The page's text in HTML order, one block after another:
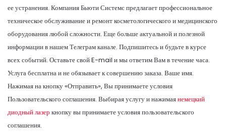
ее устранения. Компания Бьюти Системс предлагает профессиональное
техническое обслуживание и ремонт косметологического и медицинского
оборудования любой сложности. Еще больше актуальной и полезной
информации в нашем Телеграм канале. Подпишитесь и будьте в курсе
всех событий. Оставьте свой E-mail и мы ответим Вам в течение часа.
Услуга бесплатна и не обязывает к совершению заказа. Ваше имя.
Нажимая на кнопку «Отправить», Вы принимаете условия
Пользовательского соглашения. Выбирая услугу и нажимаянемецкий
диодный лазер кнопку вы принимаете условия пользовательского
соглашения.